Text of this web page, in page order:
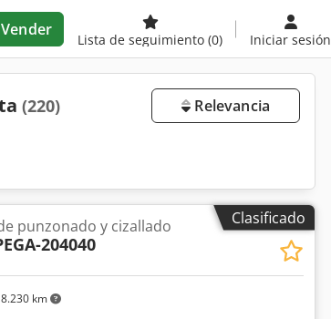
Vender
Lista de seguimiento (0) Iniciar sesión
(220) Relevancia
Clasificado
km
punzonado y cizallado
204040